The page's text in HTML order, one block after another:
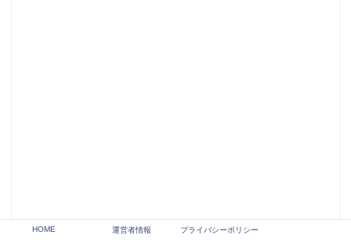
HOME 運営者情報 プライバシーポリシー